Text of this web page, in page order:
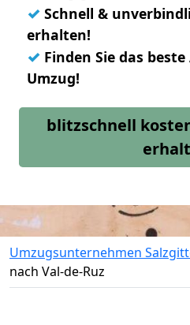
✓ Schnell &
erhalten!
✓ Finden Sie das
Umzug!
blitzschnell
Umzugsunternehmen
nach Val-de-Ruz